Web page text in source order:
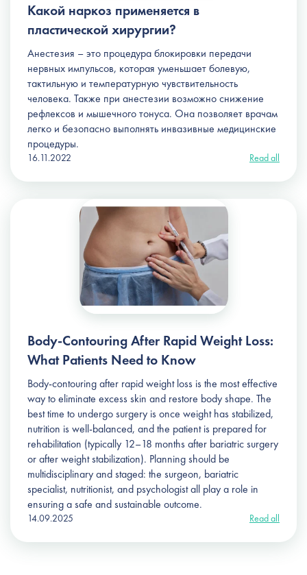
Какой наркоз применяется в
пластической хирургии?
Анестезия – это процедура блокировки передачи
нервных импульсов, которая уменьшает болевую,
тактильную и температурную чувствительность
человека. Также при анестезии возможно снижение
рефлексов и мышечного тонуса. Она позволяет врачам
легко и безопасно выполнять инвазивные медицинские
процедуры.
16.11.2022 Read all
Body-Contouring After Rapid Weight Loss:
What Patients Need to Know
Body-contouring after rapid weight loss is the most effective
way to eliminate excess skin and restore body shape. The
best time to undergo surgery is once weight has stabilized,
nutrition is well-balanced, and the patient is prepared for
rehabilitation (typically 12–18 months after bariatric surgery
or after weight stabilization). Planning should be
multidisciplinary and staged: the surgeon, bariatric
specialist, nutritionist, and psychologist all play a role in
ensuring a safe and sustainable outcome.
14.09.2025 Read all